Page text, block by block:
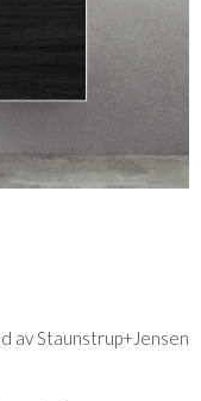
av Staunstrup+Jensen